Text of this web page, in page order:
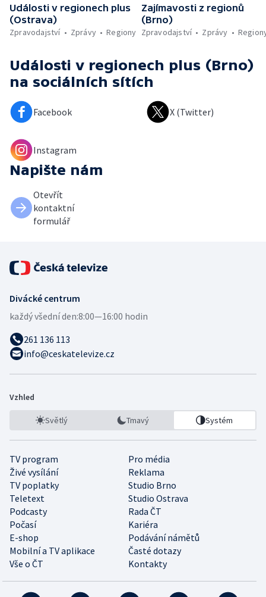
Události v regionech plus
(Ostrava)
Zpravodajství
Zprávy Regiony
Zajímavosti z regionů
(Brno)
Zpravodajství
Zprávy
Události v regionech plus (Brno)
na sociálních sítích
Facebook X (Twitter)
Instagram
Napište nám
Otevřít
kontaktní
formulář
Divácké centrum
každý všední den:8:00—16:00 hodin
261 136 113
info@ceskatelevize.cz
Vzhled
Světlý Tmavý Systém
TV program
Pro média
Živé vysílání
Reklama
TV poplatky
Studio Brno
Teletext
Studio Ostrava
Podcasty
Rada ČT
Počasí
Kariéra
E-shop
Podávání námětů
Mobilní a TV aplikace
Časté dotazy
Vše o ČT
Kontakty